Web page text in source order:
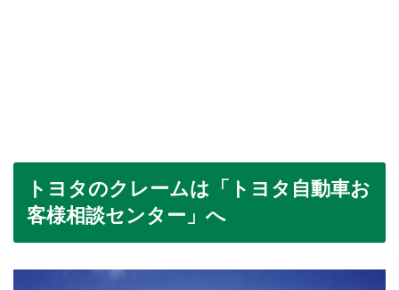
トヨタのクレームは「トヨタ自動車お
客様相談センター」へ